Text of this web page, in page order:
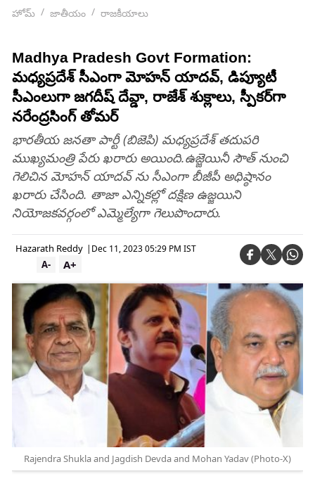
హోమ్ జాతీయం రాజకీయాలు
Madhya Pradesh Govt Formation:
మధ్యప్రదేశ్‌ సీఎంగా మోహన్‌ యాదవ్‌, డిప్యూటీ
సీఎంలుగా జగదీష్‌ దేవ్డా, రాజేశ్‌ శుక్లాలు, స్పీకర్‌గా
నరేంద్రసింగ్‌ తోమర్‌
భారతీయ జనతా పార్టీ (బిజెపి) మధ్యప్రదేశ్ తదుపరి
ముఖ్యమంత్రి పేరు ఖరారు అయింది.ఉజ్జెయినీ సౌత్ నుంచి
గెలిచిన మోహన్ యాదవ్ ను సీఎంగా బీజీపీ అధిష్ఠానం
ఖరారు చేసింది. తాజా ఎన్నికల్లో దక్షిణ ఉజ్జయిని
నియోజకవర్గంలో ఎమ్మెల్యేగా గెలుపొందారు.
Hazarath Reddy | Dec 11, 2023 05:29 PM IST
A+
A-
Rajendra Shukla and Jagdish Devda and Mohan Yadav (Photo-X)